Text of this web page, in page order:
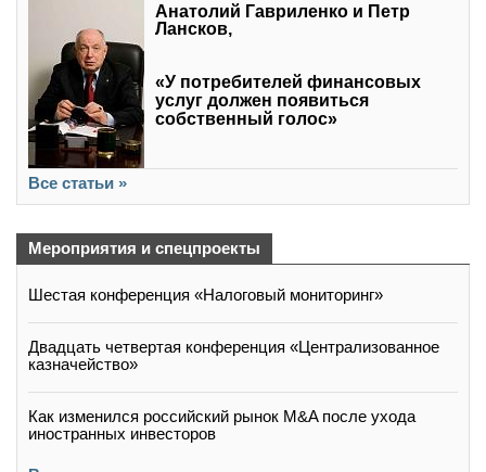
Анатолий Гавриленко и Петр
Лансков,
«У потребителей финансовых
услуг должен появиться
собственный голос»
Все статьи »
Мероприятия и спецпроекты
Шестая конференция «Налоговый мониторинг»
Двадцать четвертая конференция «Централизованное
казначейство»
Как изменился российский рынок M&A после ухода
иностранных инвесторов